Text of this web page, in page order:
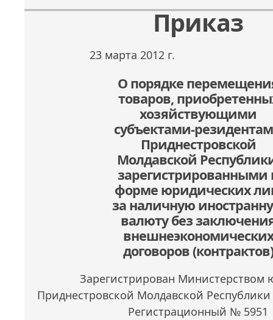
Приказ
23 марта 2012 г.
О порядке
товаров,
хозяйствующими
субъектами-
Приднестровской
Молдавской
зарегистрированными
форме юридических
за наличную
валюту без
внешнеэкономических
договоров (контрактов)
Зарегистрирован Министерством
Приднестровской Молдавской Республики
Регистрационный № 5951